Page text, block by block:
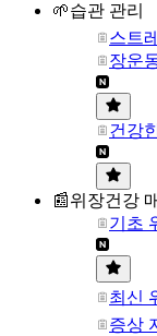
🌱습관 관리
스트
장운
건강
📰위장건강
기초
최신
증상